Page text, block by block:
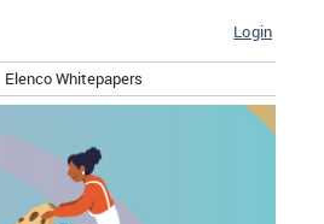
Login
Elenco Whitepapers